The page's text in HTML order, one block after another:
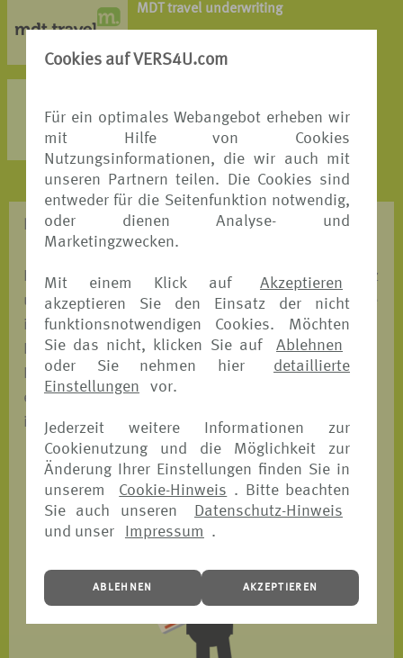
Cookies auf VERS4U.com
Für ein optimales Webangebot erheben wir
mit Hilfe von Cookies
Nutzungsinformationen, die wir auch mit
unseren Partnern teilen. Die Cookies sind
entweder für die Seitenfunktion notwendig,
oder dienen Analyse- und
Marketingzwecken.
Mit einem Klick auf
Akzeptieren
akzeptieren Sie den Einsatz der nicht
funktionsnotwendigen Cookies. Möchten
Sie das nicht, klicken Sie auf
Ablehnen
oder Sie nehmen hier
detaillierte
Einstellungen
vor.
Jederzeit weitere Informationen zur
Cookienutzung und die Möglichkeit zur
Änderung Ihrer Einstellungen finden Sie in
unserem
Cookie-Hinweis . Bitte beachten
Sie auch unseren
Datenschutz-Hinweis
und unser
Impressum .
ABLEHNEN AKZEPTIEREN
MDT travel underwriting
MEHR DETAILS >
REISESCHUTZ - WAS BRAUCHE ICH?
Entscheiden Sie, mit welchem Versicherungsschutz
und mit welchem unserer Versicherungspartner Sie
in den Urlaub fahren möchten. Wir ermöglichen
Ihnen einen automatischen Preis-und
Leistungsvergleich, bei dem Sie auf einen Blick
erkennen, welches Angebot das Passende für Sie
ist.